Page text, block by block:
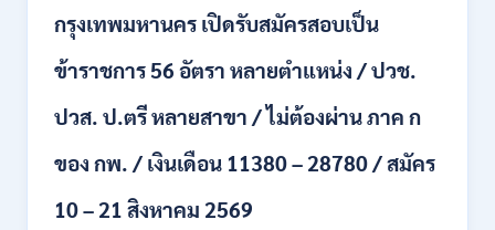
ส
+
ไป
เงิน
23,290
กรุงเทพมหานคร เปิดรับสมัครสอบเป็น
ข้าราชการ 56 อัตรา หลายตำแหน่ง / ปวช.
ปวส. ป.ตรี หลายสาขา / ไม่ต้องผ่าน ภาค ก
ของ กพ. / เงินเดือน 11380 – 28780 / สมัคร
10 – 21 สิงหาคม 2569